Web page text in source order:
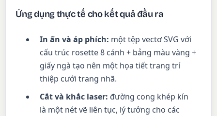
Ứng dụng thực tế cho kết quả đầu ra
In ấn và áp phích: một tệp vectơ SVG với
cấu trúc rosette 8 cánh + bảng màu vàng +
giấy ngà tạo nên một họa tiết trang trí
thiệp cưới trang nhã.
Cắt và khắc laser: đường cong khép kín
là một nét vẽ liên tục, lý tưởng cho các